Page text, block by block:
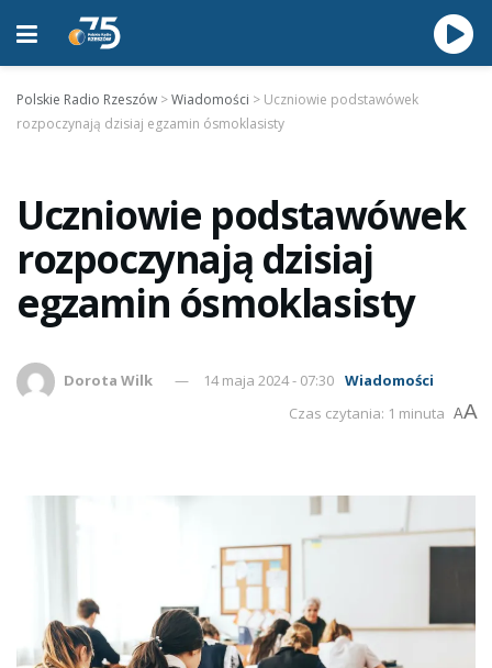
Polskie Radio Rzeszów >Wiadomości > Uczniowie podstawówek
rozpoczynają dzisiaj egzamin ósmoklasisty
Uczniowie podstawówek
rozpoczynają dzisiaj
egzamin ósmoklasisty
Dorota Wilk 14 maja 2024 - 07:30 Wiadomości
Czas czytania: 1 minuta AA